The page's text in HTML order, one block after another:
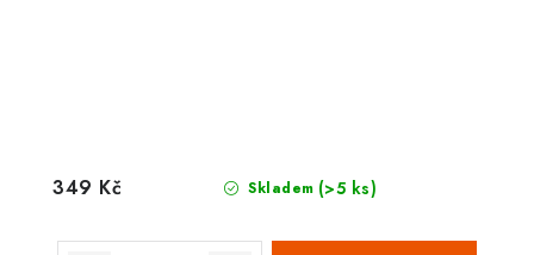
Skladem (>5 ks)
349 Kč